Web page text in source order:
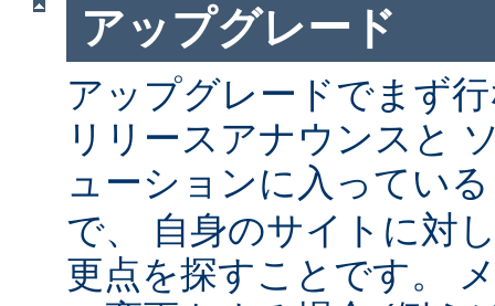
アップグレード
アップグレードでまず
リリースアナウンスと
ューションに入ってい
で、 自身のサイトに対
更点を探すことです。